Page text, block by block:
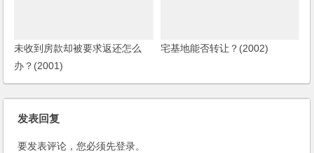
未收到房款却被要求返还怎么
办？(2001)
宅基地能否转让？(2002)
发表回复
要发表评论，您必须先登录。